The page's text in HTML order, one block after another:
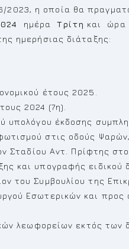
η οποία θα
ημέρα Τρίτη και ώρα
ημερήσιας διάταξης:
έτους 2025.
2024 (7η).
υπολόγου έκδοσης
στις οδούς Ψαρών,
Σταδίου Αντ. Πρίφτης στο
και υπογραφής ειδικού
του Συμβουλίου της
Εσωτερικών και προς
λεωφορείων εκτός των